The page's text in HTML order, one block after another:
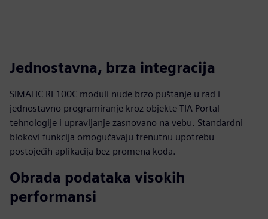
Jednostavna, brza integracija
SIMATIC RF100C moduli nude brzo puštanje u rad i
jednostavno programiranje kroz objekte TIA Portal
tehnologije i upravljanje zasnovano na vebu. Standardni
blokovi funkcija omogućavaju trenutnu upotrebu
postojećih aplikacija bez promena koda.
Obrada podataka visokih
performansi